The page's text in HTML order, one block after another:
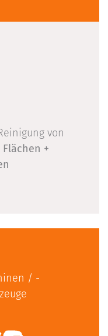
von
+
/ ­-